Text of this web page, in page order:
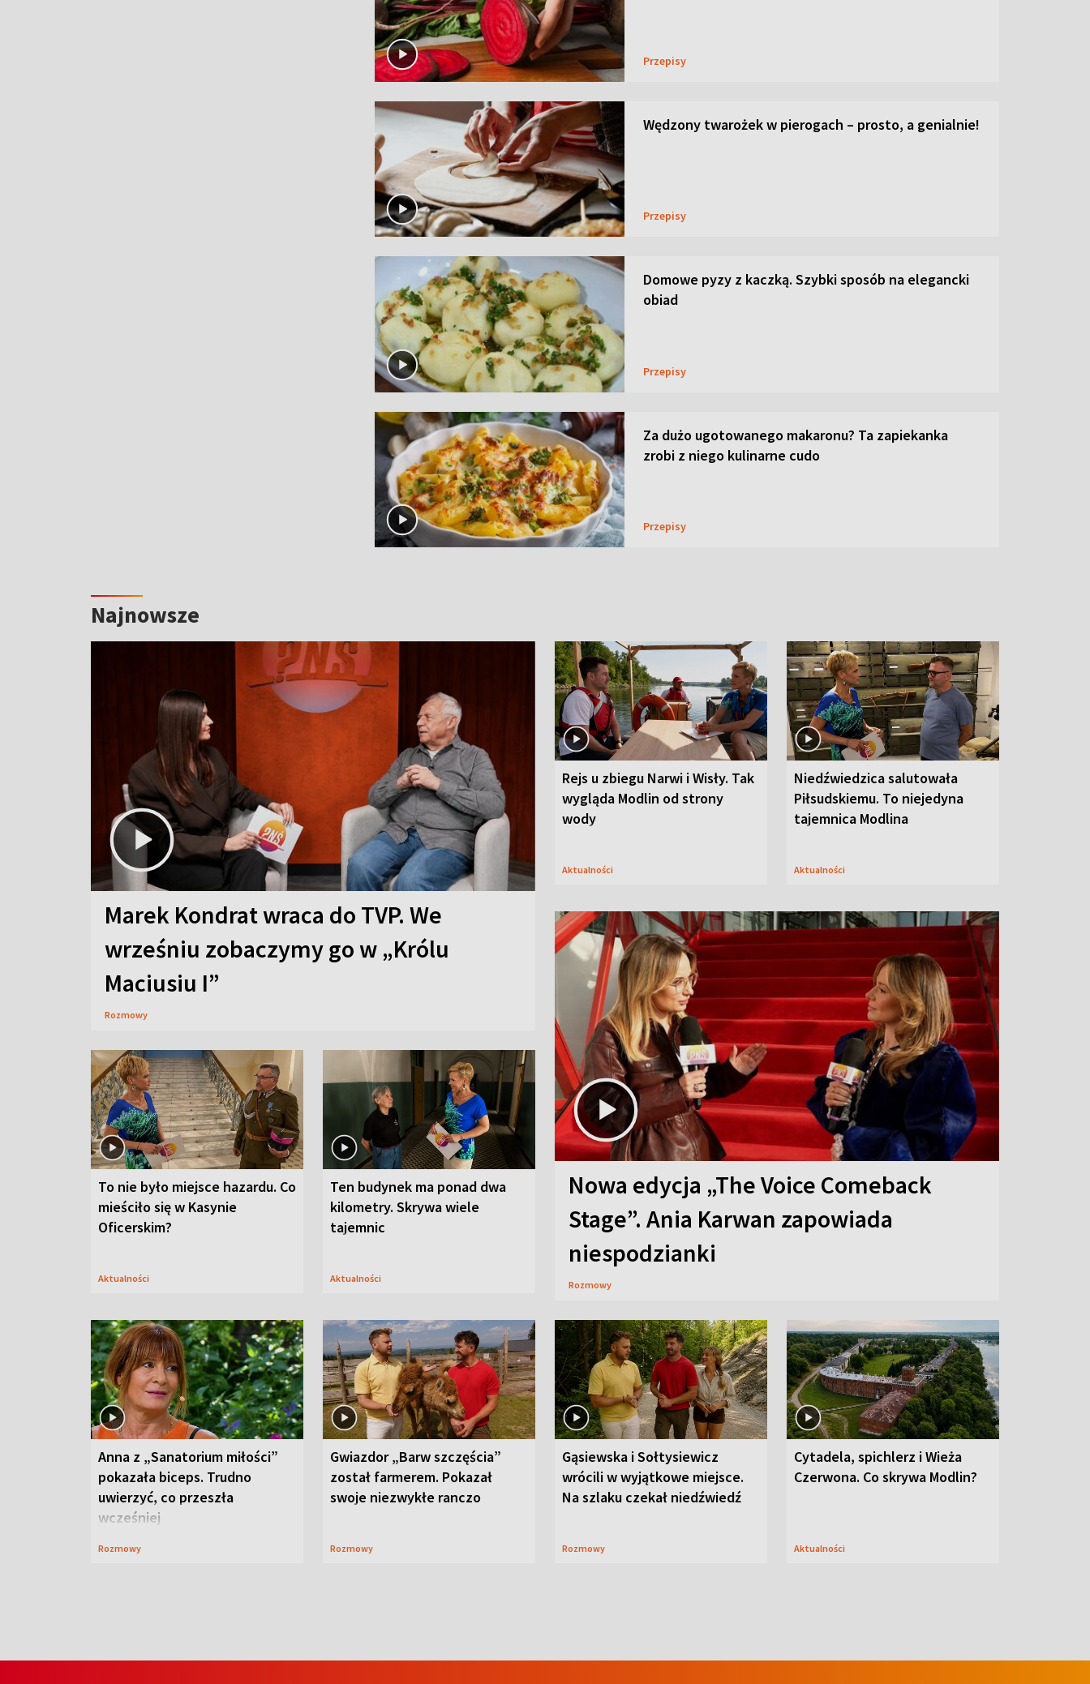
Przepisy
Wędzony twarożek w pierogach – prosto, a genialnie!
Przepisy
Domowe pyzy z kaczką. Szybki sposób na elegancki
obiad
Przepisy
Za dużo ugotowanego makaronu? Ta zapiekanka
zrobi z niego kulinarne cudo
Przepisy
Najnowsze
Marek Kondrat wraca do TVP. We
wrześniu zobaczymy go w „Królu
Maciusiu I”
Rozmowy
Rejs u zbiegu Narwi i Wisły. Tak
wygląda Modlin od strony
wody
Aktualności
Niedźwiedzica salutowała
Piłsudskiemu. To niejedyna
tajemnica Modlina
Aktualności
To nie było miejsce hazardu. Co
mieściło się w Kasynie
Oficerskim?
Aktualności
Ten budynek ma ponad dwa
kilometry. Skrywa wiele
tajemnic
Aktualności
Nowa edycja „The Voice Comeback
Stage”. Ania Karwan zapowiada
niespodzianki
Rozmowy
Anna z „Sanatorium miłości”
pokazała biceps. Trudno
uwierzyć, co przeszła
wcześniej
Rozmowy
Gwiazdor „Barw szczęścia”
został farmerem. Pokazał
swoje niezwykłe ranczo
Rozmowy
Gąsiewska i Sołtysiewicz
wrócili w wyjątkowe miejsce.
Na szlaku czekał niedźwiedź
Rozmowy
Cytadela, spichlerz i Wieża
Czerwona. Co skrywa Modlin?
Aktualności